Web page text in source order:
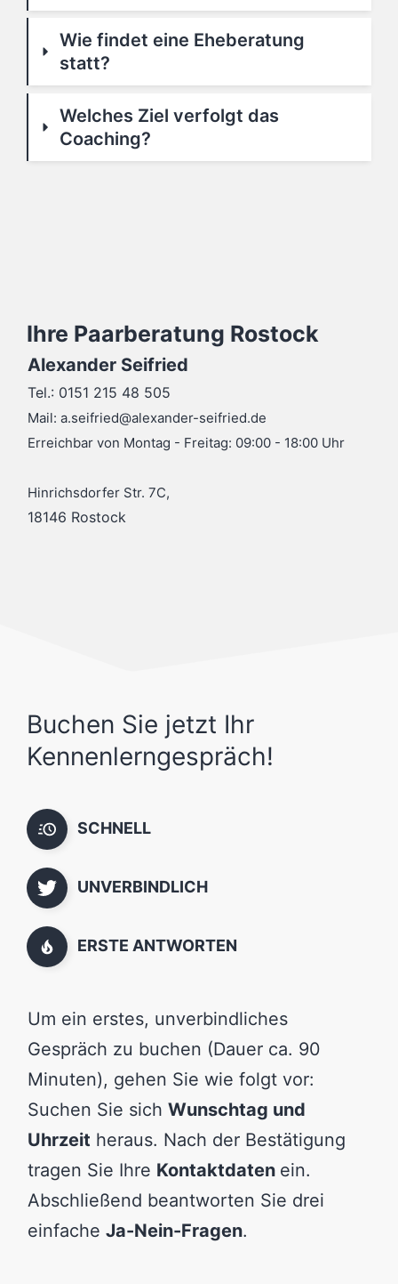
Wie findet eine Eheberatung
statt?
Welches Ziel verfolgt das
Coaching?
Ihre Paarberatung Rostock
Alexander Seifried
Tel.: 0151 215 48 505
Mail: a.seifried@alexander-seifried.de
Erreichbar von Montag - Freitag: 09:00 - 18:00 Uhr
Hinrichsdorfer Str. 7C,
18146 Rostock
Buchen Sie jetzt Ihr
Kennenlerngespräch!
SCHNELL
UNVERBINDLICH
ERSTE ANTWORTEN
Um ein erstes, unverbindliches
Gespräch zu buchen (Dauer ca. 90
Minuten), gehen Sie wie folgt vor:
Suchen Sie sich Wunschtag und
Uhrzeit heraus. Nach der Bestätigung
tragen Sie Ihre Kontaktdaten ein.
Abschließend beantworten Sie drei
einfache Ja-Nein-Fragen.